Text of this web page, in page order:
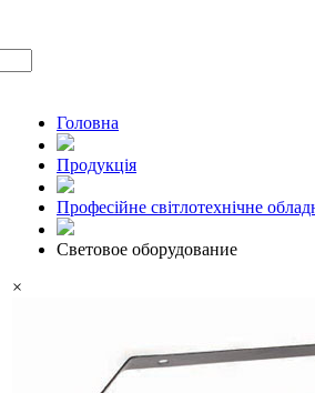
Головна
Продукцiя
Професійне світлотехнічне
Световое оборудование
×